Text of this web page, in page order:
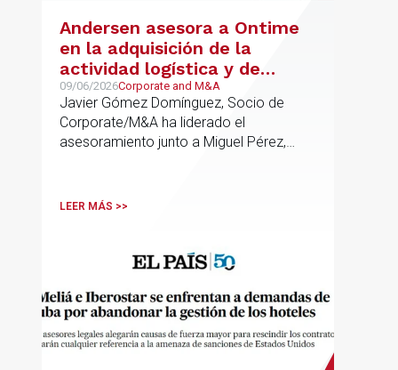
Andersen asesora a Ontime
en la adquisición de la
actividad logística y de
transporte de Campillo
Palmera
09/06/2026Corporate and M&A
Javier Gómez Domínguez, Socio de
Corporate/M&A ha liderado el
asesoramiento junto a Miguel Pérez,
LEER MÁS >>